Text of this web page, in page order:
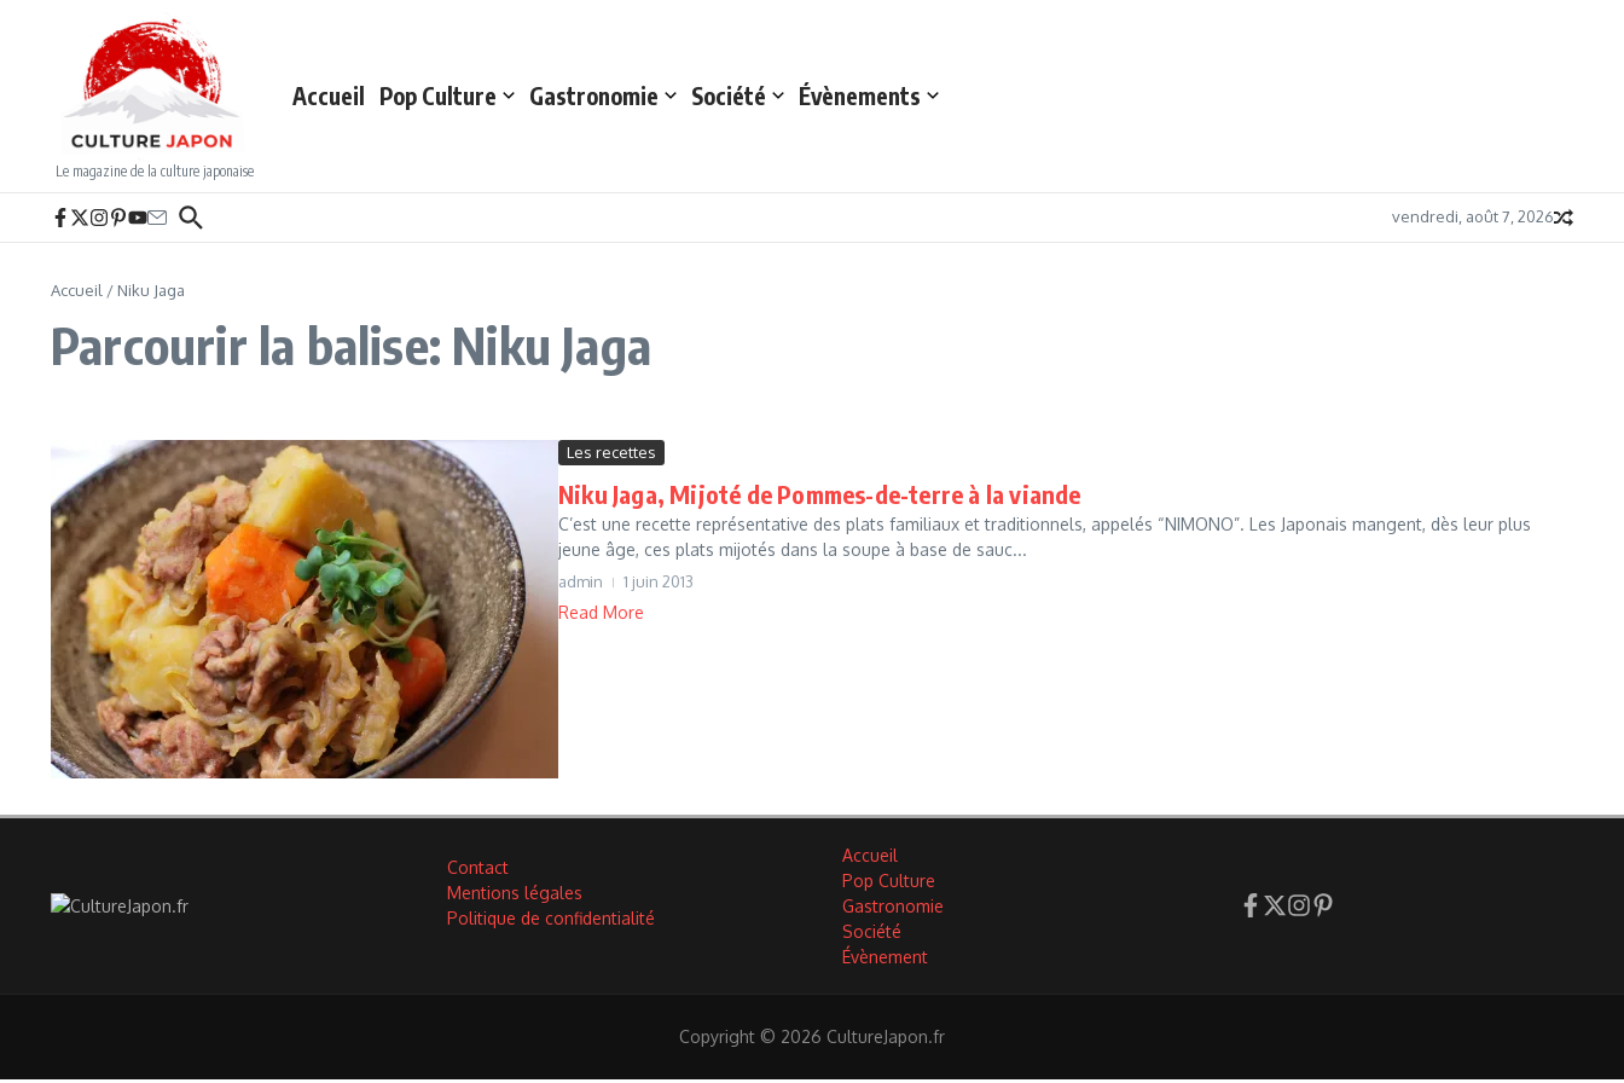
Le magazine de la culture japonaise
Accueil Pop Culture Gastronomie Société Évènements
vendredi, août 7, 2026
Accueil / Niku Jaga
Parcourir la balise: Niku Jaga
Les recettes
Niku Jaga, Mijoté de Pommes-de-terre à la viande
C’est une recette représentative des plats familiaux et traditionnels, appelés “NIMONO”. Les Japonais mangent, dès leur plus
jeune âge, ces plats mijotés dans la soupe à base de sauc...
admin 1 juin 2013
Read More
Contact
Mentions légales
Politique de confidentialité
Accueil
Pop Culture
Gastronomie
Société
Évènement